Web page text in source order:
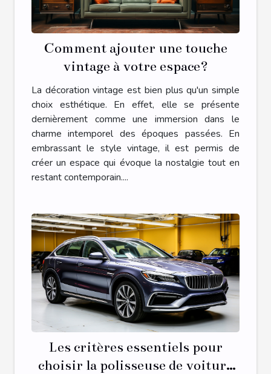
Comment ajouter une touche
vintage à votre espace?
La décoration vintage est bien plus qu'un simple
choix esthétique. En effet, elle se présente
dernièrement comme une immersion dans le
charme intemporel des époques passées. En
embrassant le style vintage, il est permis de
créer un espace qui évoque la nostalgie tout en
restant contemporain....
Les critères essentiels pour
choisir la polisseuse de voiture